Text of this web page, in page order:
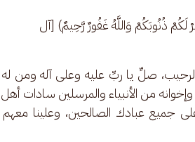
لَكُمْ ذُنُوبَكُمْ وَاللَّهُ غَفُورٌ رَّحِيمٌ) [آل
صلِّ يا ربِّ عليه وعلى آله ومن له
من الأنبياء والمرسلين سادات أهل
جميع عبادك الصالحين، وعلينا معهم